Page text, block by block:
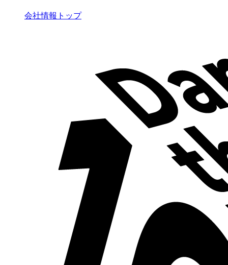
会社情報トップ